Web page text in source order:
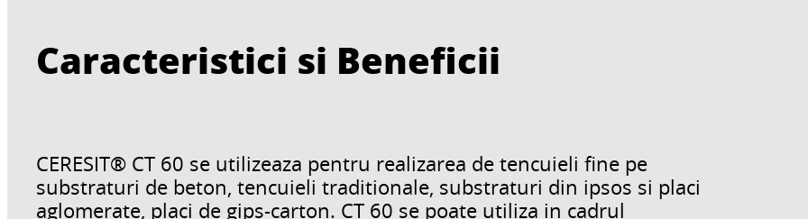
Caracteristici si Beneficii
CERESIT® CT 60 se utilizeaza pentru realizarea de tencuieli fine pe
substraturi de beton, tencuieli traditionale, substraturi din ipsos si placi
aglomerate, placi de gips-carton. CT 60 se poate utiliza in cadrul